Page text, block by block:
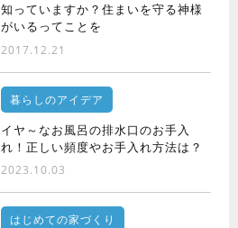
知っていますか？住まいを守る神様
がいるってことを
2017.12.21
暮らしのアイデア
イヤ～なお風呂の排水口のお手入
れ！正しい頻度やお手入れ方法は？
2023.10.03
はじめての家づくり